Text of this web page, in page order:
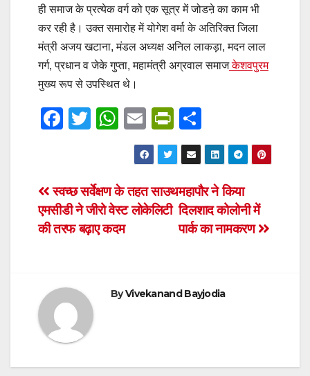
ही समाज के प्रत्येक वर्ग को एक सूत्र में जोडऩे का काम भी
कर रही है। उक्त समारोह में योगेश वर्मा के अतिरिक्त जिला
मंत्री अजय खटाना, मंडल अध्यक्ष अनिल लाकड़ा, मदन लाल
गर्ग, प्रधान व जेके गुप्ता, महामंत्री अग्रवाल समाजकेशवपुरम
मुख्य रूप से उपस्थित थे।
F
e
b
o
T
er
W
at
s
A
p
E
m
ail
Pr
in
tF
ri
e
n
h
ar
e
Post
navigation
महापौर ने किया
दिलशाद कोलोनी में
पार्क का नामकरण
स्वच्छ सर्वेक्षण के तहत साउथ
एमसीडी ने जीरो वेस्ट लोकेलिटी
की तरफ बढ़ाए कदम
ByVivekanand Bayjodia